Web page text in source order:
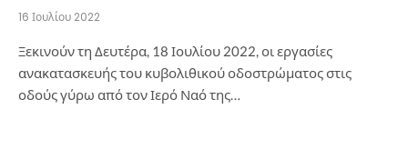
16 Ιουλίου 2022
Ξεκινούν τη Δευτέρα, 18 Ιουλίου 2022, οι εργασίες
ανακατασκευής του κυβολιθικού οδοστρώματος στις
οδούς γύρω από τον Ιερό Ναό της…